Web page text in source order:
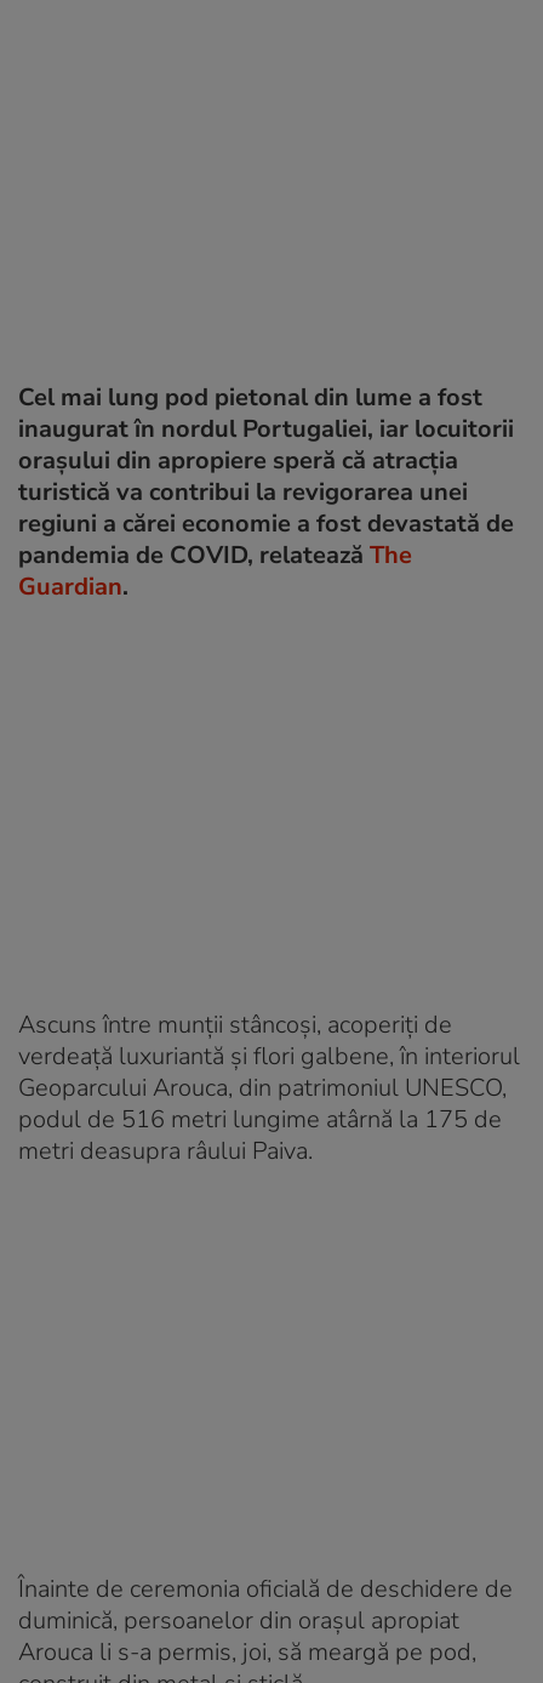
Cel mai lung pod pietonal din lume a fost
inaugurat în nordul Portugaliei, iar locuitorii
orașului din apropiere speră că atracția
turistică va contribui la revigorarea unei
regiuni a cărei economie a fost devastată de
pandemia de COVID, relatează The
Guardian.
Ascuns între munții stâncoși, acoperiți de
verdeață luxuriantă și flori galbene, în interiorul
Geoparcului Arouca, din patrimoniul UNESCO,
podul de 516 metri lungime atârnă la 175 de
metri deasupra râului Paiva.
Înainte de ceremonia oficială de deschidere de
duminică, persoanelor din orașul apropiat
Arouca li s-a permis, joi, să meargă pe pod,